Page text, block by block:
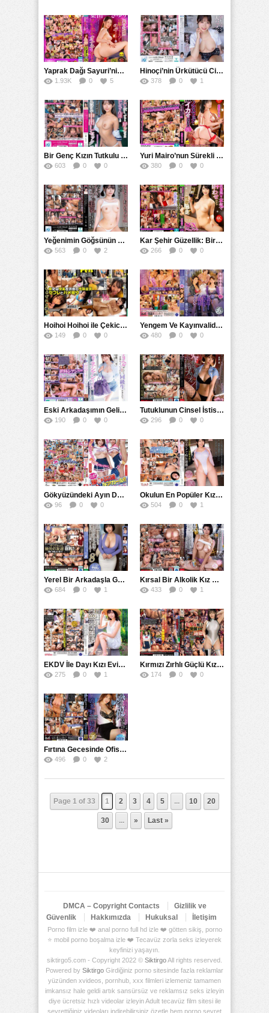
Yaprak Dağı Sayuri’nin Yayınlanmamış Yeni Mastürbasyon Seçkisi CEAD
1.93K 0 5
Hinoçi’nin Ürkütücü Cinselliği: Sertleşme Getiren Güçlü Bir İlişki
378 0 1
Bir Genç Kızın Tutkulu Fantezileri: APNS ve Portföyü
603 0 0
Yuri Mairo’nun Sürekli Orgazm Gözyaşları: CEMD ve 优梨真衣菜 İncelemesi
380 0 0
Yeğenimin Göğsünün Kadar Güzel Bir Şey Yok APNS ve Akraba İlişkileri
563 0 2
Kar Şehir Güzellik: Bir Kızın Sarhoş Gecesi ve Gerçek Aşkın Kaydı
266 0 0
Hoihoi Hoihoi ile Çekici ve Düzenli Dış Mekan Seks Partneri Arayanlar için HPET ve Hoihoi ile Tatmin Edici Cinsel Deneyimler
149 0 0
Yengem Ve Kayınvalidemle Yaşadığım İllegal Aşktan Eşimle Olan Evliliğime: Yeni Film İncelemesi
480 0 0
Eski Arkadaşımın Gelişini Öğrenince Uzlaşmak İçin Polinezya Usulü Cinselliğe Başvurdum
190 0 0
Tutuklunun Cinsel İstismarı ve Hürriyetinden Mahrum Bırakılması: Bir Cezaevi İşkencesi ve Zulüm Öyküsü
296 0 0
Gökyüzündeki Ayın Dansı: Çılgın Hareketler ve Sallantılı Şekillerin Lideri 天月あず’nun Büyüleyici Göğüs ve Kalçaları
96 0 0
Okulun En Popüler Kız Öğrencisi True White Fuwari MADV
504 0 1
Yerel Bir Arkadaşla Güzel Bir Zamandan Sonra Büyük Göğüsler ve Evde Bakım Hizmetleri
684 0 1
Kırsal Bir Alkolik Kız Kardeşin Gizli İlişkisini Anlatıyor
433 0 1
EKDV İle Dayı Kızı Evine Misafir Olan Dayının Kız Kardeşinin Kızı Dayı Kızı olan Doğu Şehri Kızı Güneş Tarafından Çekilen Sevimli Göğüslü Kızın Çekimi
275 0 1
Kırmızı Zırhlı Güçlü Kız Savaşçılar: Süper Tehlike ve Sınırsız Hazzın Kölelik Çıkmazı
174 0 0
Fırtına Gecesinde Ofiste Mahsur Kalan Patron ve Ben: FBOS’nde Bir Gece
496 0 2
Page 1 of 33 1 2 3 4 5 ... 10 20
30 ... » Last »
DMCA – Copyright Contacts
Gizlilik ve
Güvenlik
Hakkımızda Hukuksal İletişim
Porno film izle ❤️ anal porno full hd izle ❤️ götten sikiş, porno
⭐ mobil porno boşalma izle ❤️ Tecavüz zorla seks izleyerek
keyfinizi yaşayın.
siktirgo5.com - Copyright 2022 © SiktirgoAll rights reserved.
Powered by Siktirgo Girdiğiniz porno sitesinde fazla reklamlar
yüzünden xvideos, pornhub, xxx filmleri izlemeniz tamamen
imkansız hale geldi artık sansürsüz ve reklamsız seks izleyin
diye ücretsiz hızlı videolar izleyin Adult tecavüz film sitesi ile
seyrettiğiniz videoları indirebilirsiniz özetle hem porno seyret